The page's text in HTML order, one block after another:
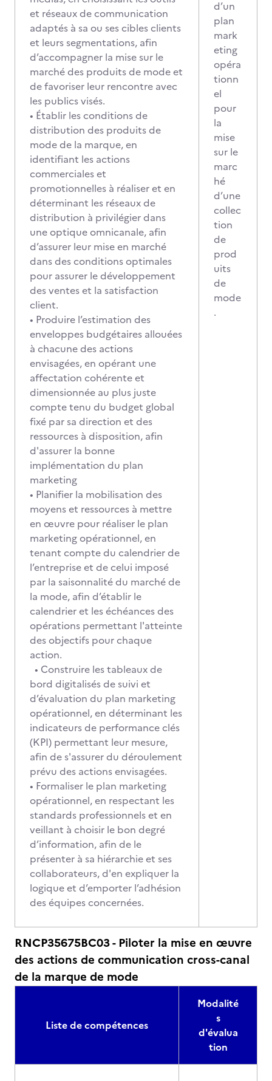
et réseaux de communication
adaptés à sa ou ses cibles clients
et leurs segmentations, afin
d’accompagner la mise sur le
marché des produits de mode et
de favoriser leur rencontre avec
les publics visés.
• Établir les conditions de
distribution des produits de
mode de la marque, en
identifiant les actions
commerciales et
promotionnelles à réaliser et en
déterminant les réseaux de
distribution à privilégier dans
une optique omnicanale, afin
d’assurer leur mise en marché
dans des conditions optimales
pour assurer le développement
des ventes et la satisfaction
client.
• Produire l’estimation des
enveloppes budgétaires allouées
à chacune des actions
envisagées, en opérant une
affectation cohérente et
dimensionnée au plus juste
compte tenu du budget global
fixé par sa direction et des
ressources à disposition, afin
d'assurer la bonne
implémentation du plan
marketing
• Planifier la mobilisation des
moyens et ressources à mettre
en œuvre pour réaliser le plan
marketing opérationnel, en
tenant compte du calendrier de
l’entreprise et de celui imposé
par la saisonnalité du marché de
la mode, afin d’établir le
calendrier et les échéances des
opérations permettant l'atteinte
des objectifs pour chaque
action.
• Construire les tableaux de
bord digitalisés de suivi et
d’évaluation du plan marketing
opérationnel, en déterminant les
indicateurs de performance clés
(KPI) permettant leur mesure,
afin de s'assurer du déroulement
prévu des actions envisagées.
• Formaliser le plan marketing
opérationnel, en respectant les
standards professionnels et en
veillant à choisir le bon degré
d’information, afin de le
présenter à sa hiérarchie et ses
collaborateurs, d'en expliquer la
logique et d’emporter l’adhésion
des équipes concernées.
d’un
plan
mark
eting
opéra
tionn
el
pour
la
mise
sur le
marc
hé
d’une
collec
tion
de
prod
uits
de
mode
.
RNCP35675BC03 - Piloter la mise en œuvre
des actions de communication cross-canal
de la marque de mode
Liste de compétences
Modalité
s
d'évalua
tion